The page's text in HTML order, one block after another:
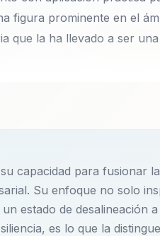
figura prominente en el
que la ha llevado a ser
como una figura
TED, Johanna se dedica
no solo
y talleres,
y efectivas.
capacidad para fusionar
Su enfoque no solo
estado de desalineación
es lo que la